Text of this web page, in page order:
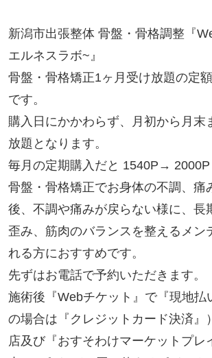
新潟市出張整体 骨盤・骨格調整『
エルネスラボ~』
骨盤・骨格矯正1ヶ月受け放題の定
です。
購入日にかかわらず、月初から月末
放題となります。
毎月の定期購入だと 1540P→ 2000P
骨盤・骨格矯正でお身体の不調、痛
後、不調や痛みが戻らない様に、長
歪み、筋肉のバランスを整えるメン
れる方におすすめです。
先ずはお電話で予約いただきます。
施術後『Webチケット』で『現地払
の場合は『クレジットカード決済』
店及び『おすそわけマーケットプレ